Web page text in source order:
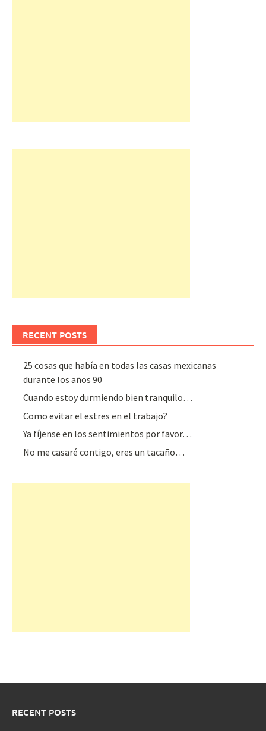
RECENT POSTS
25 cosas que había en todas las casas mexicanas
durante los años 90
Cuando estoy durmiendo bien tranquilo…
Como evitar el estres en el trabajo?
Ya fíjense en los sentimientos por favor…
No me casaré contigo, eres un tacaño…
RECENT POSTS